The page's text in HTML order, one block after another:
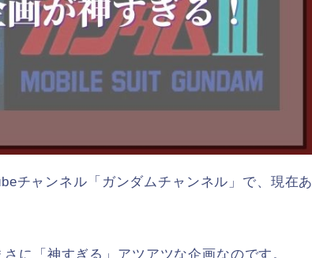
チャンネル「ガンダムチャンネル」で、現在あ
に「神すぎる」アツアツな企画なのです。